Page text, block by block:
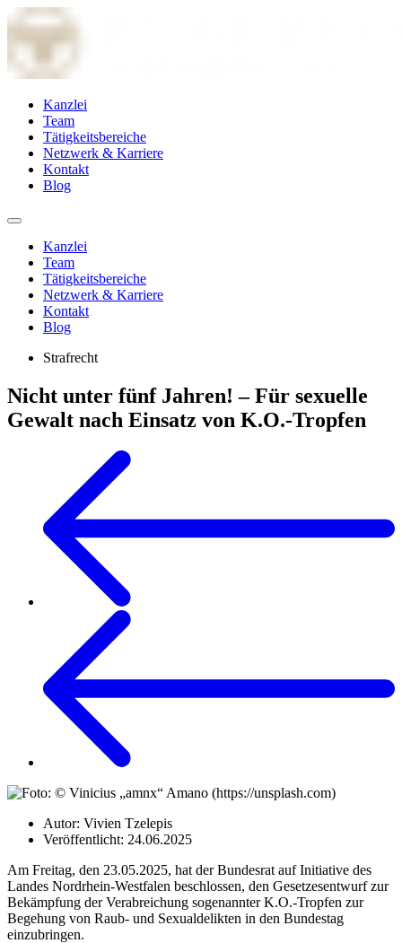
Kanzlei
Team
Tätigkeitsbereiche
Netzwerk & Karriere
Kontakt
Blog
Kanzlei
Team
Tätigkeitsbereiche
Netzwerk & Karriere
Kontakt
Blog
Strafrecht
Nicht unter fünf Jahren! – Für sexuelle
Gewalt nach Einsatz von K.O.-Tropfen
Autor: Vivien Tzelepis
Veröffentlicht: 24.06.2025
Am Freitag, den 23.05.2025, hat der Bundesrat auf Initiative des
Landes Nordrhein-Westfalen beschlossen, den Gesetzesentwurf zur
Bekämpfung der Verabreichung sogenannter K.O.-Tropfen zur
Begehung von Raub- und Sexualdelikten in den Bundestag
einzubringen.